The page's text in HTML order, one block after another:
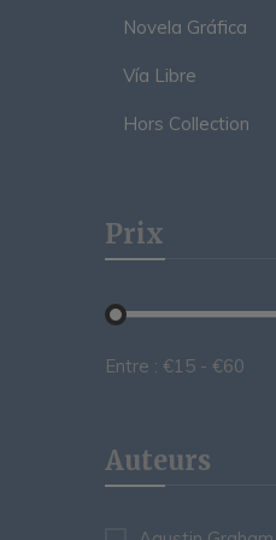
Novela Gráfica
Vía Libre
Hors Collection
Prix
Entre : €15 - €60
Auteurs